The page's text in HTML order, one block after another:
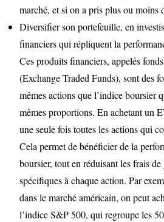
marché, et si on a pris plus ou moins
Diversifier son portefeuille, en
financiers qui répliquent la
Ces produits financiers, appelés
(Exchange Traded Funds), sont des
mêmes actions que l’indice boursier
mêmes proportions. En achetant un
une seule fois toutes les actions qui
Cela permet de bénéficier de la
boursier, tout en réduisant les frais
spécifiques à chaque action. Par
dans le marché américain, on peut
l’indice S&P 500, qui regroupe les